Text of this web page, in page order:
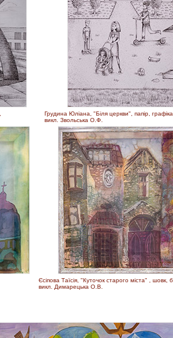
Грудина Юліана, "Біля церкви", папір,
викл. Звольська О.Ф.
Єсіпова Таїсія, "Куточок старого міста" , шовк,
викл. Димарецька О.В.